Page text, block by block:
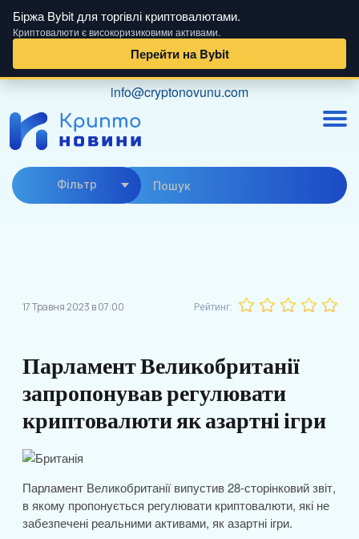
Біржа Bybit для торгівлі криптовалютами.
Криптовалюти є високоризиковими активами.
Перейти на Bybit
content
info@cryptonovunu.com
Фiльтр
17 Травня 2023 в 07:00 Рейтинг:
Парламент Великобританії
запропонував регулювати
криптовалюти як азартні ігри
Парламент Великобританії випустив 28-сторінковий звіт,
в якому пропонується регулювати криптовалюти, які не
забезпечені реальними активами, як азартні ігри.